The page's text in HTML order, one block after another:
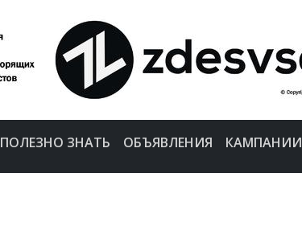
ПОЛЕЗНО ЗНАТЬ ОБЪЯВЛЕНИЯ КАМПАНИИ